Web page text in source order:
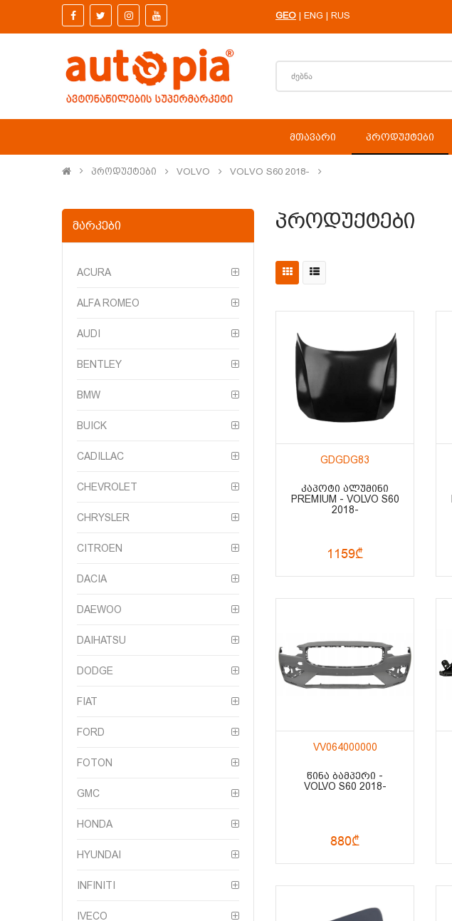
GEO | ENG | RUS
ᲛᲗᲐᲕᲐᲠᲘ ᲞᲠᲝᲓᲣᲥᲢᲔᲑᲘ
Პროდუქტები VOLVO VOLVO S60 2018-
ᲛᲐᲠᲙᲔᲑᲘ
ACURA
ALFA ROMEO
AUDI
BENTLEY
BMW
BUICK
CADILLAC
CHEVROLET
CHRYSLER
CITROEN
DACIA
DAEWOO
DAIHATSU
DODGE
FIAT
FORD
FOTON
GMC
HONDA
HYUNDAI
INFINITI
IVECO
Პროდუქტები
GDGDG83
ᲙᲐᲞᲝᲢᲘ ᲐᲚᲣᲛᲘᲜᲘ
PREMIUM - VOLVO S60
2018-
1159₾
VV064000000
ᲬᲘᲜᲐ ᲑᲐᲛᲞᲔᲠᲘ -
VOLVO S60 2018-
880₾